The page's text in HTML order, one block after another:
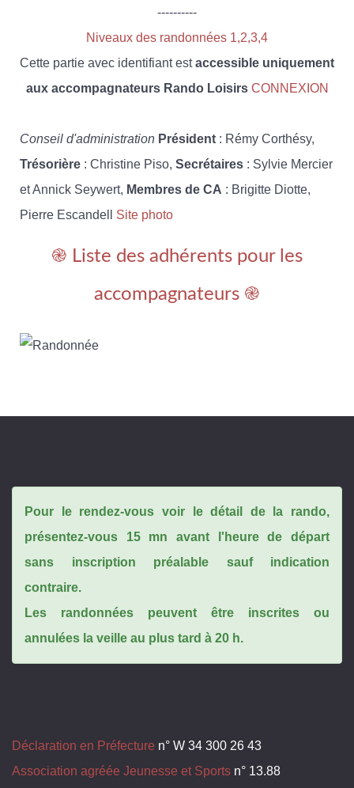
----------
Niveaux des randonnées 1,2,3,4
Cette partie avec identifiant estaccessible uniquement
aux accompagnateurs Rando Loisirs CONNEXION
Conseil d'administration Président : Rémy Corthésy,
Trésorière : Christine Piso, Secrétaires : Sylvie Mercier
et Annick Seywert, Membres de CA : Brigitte Diotte,
Pierre Escandell Site photo
֎ Liste des adhérents pour les
accompagnateurs ֎
Pour le rendez-vous voir le détail de la rando,
présentez-vous 15 mn avant l'heure de départ
sans inscription préalable sauf indication
contraire.
Les randonnées peuvent être inscrites ou
annulées la veille au plus tard à 20 h.
Déclaration en Préfecture n° W 34 300 26 43
Association agréée Jeunesse et Sports n° 13.88